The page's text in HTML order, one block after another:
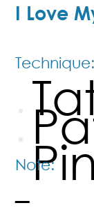
I Love
Technique:
Note:
–